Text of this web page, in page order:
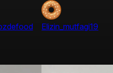
Elizin_mutfagi19